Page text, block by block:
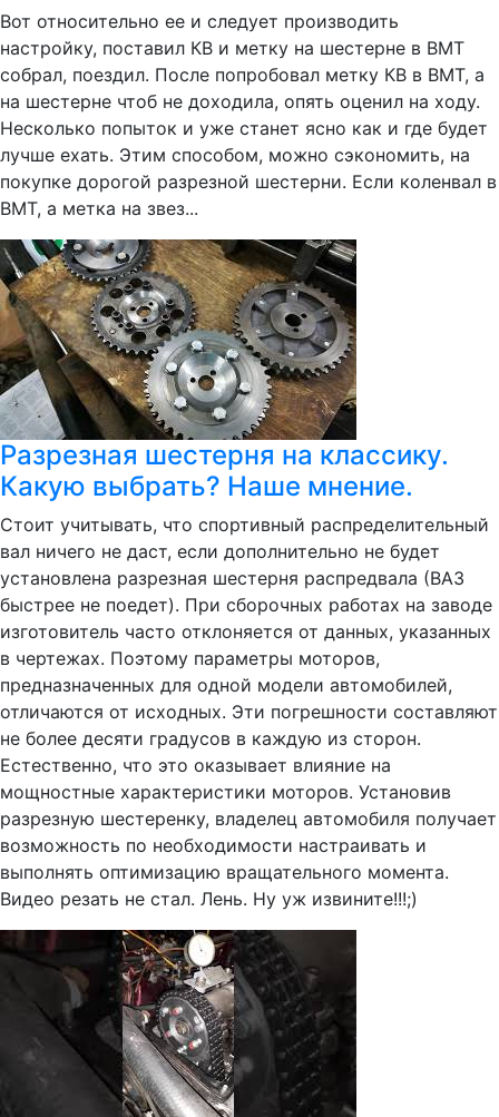
Вот относительно ее и следует производить
настройку, поставил КВ и метку на шестерне в ВМТ
собрал, поездил. После попробовал метку КВ в ВМТ, а
на шестерне чтоб не доходила, опять оценил на ходу.
Несколько попыток и уже станет ясно как и где будет
лучше ехать. Этим способом, можно сэкономить, на
покупке дорогой разрезной шестерни. Если коленвал в
ВМТ, а метка на звез...
Разрезная шестерня на классику.
Какую выбрать? Наше мнение.
Стоит учитывать, что спортивный распределительный
вал ничего не даст, если дополнительно не будет
установлена разрезная шестерня распредвала (ВАЗ
быстрее не поедет). При сборочных работах на заводе
изготовитель часто отклоняется от данных, указанных
в чертежах. Поэтому параметры моторов,
предназначенных для одной модели автомобилей,
отличаются от исходных. Эти погрешности составляют
не более десяти градусов в каждую из сторон.
Естественно, что это оказывает влияние на
мощностные характеристики моторов. Установив
разрезную шестеренку, владелец автомобиля получает
возможность по необходимости настраивать и
выполнять оптимизацию вращательного момента.
Видео резать не стал. Лень. Ну уж извините!!!;)